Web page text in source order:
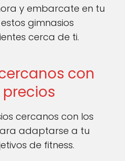
y embarcate en tu
gimnasios
cerca de ti.
con
cercanos con los
adaptarse a tu
de fitness.